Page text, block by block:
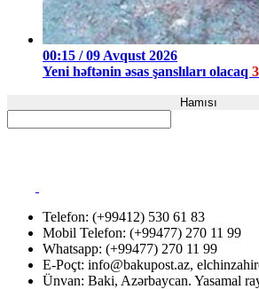
00:15 / 09 Avqust 2026
Yeni həftənin əsas şanslıları olacaq
Hamısı
Telefon: (+99412) 530 61 83
Mobil Telefon: (+99477) 270 11 99
Whatsapp: (+99477) 270 11 99
E-Poçt: info@bakupost.az,
Ünvan: Baki, Azərbaycan. Yasamal